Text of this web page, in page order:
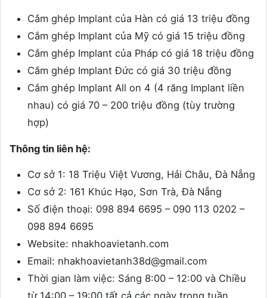
Cắm ghép Implant của Hàn có giá 13 triệu đồng
Cắm ghép Implant của Mỹ có giá 15 triệu đồng
Cắm ghép Implant của Pháp có giá 18 triệu đồng
Cắm ghép Implant Đức có giá 30 triệu đồng
Cắm ghép Implant All on 4 (4 răng Implant liền
nhau) có giá 70 – 200 triệu đồng (tùy trường
hợp)
Thông tin liên hệ:
Cơ sở 1: 18 Triệu Việt Vương, Hải Châu, Đà Nẵng
Cơ sở 2: 161 Khúc Hạo, Sơn Trà, Đà Nẵng
Số điện thoại: 098 894 6695 – 090 113 0202 –
098 894 6695
Website: nhakhoavietanh.com
Email: nhakhoavietanh38d@gmail.com
Thời gian làm việc: Sáng 8:00 – 12:00 và Chiều